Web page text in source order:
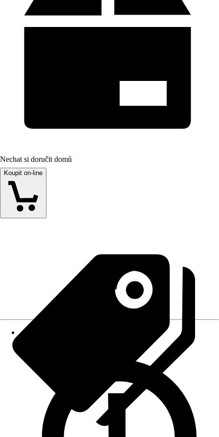
Nechat si doručit domů
Koupit on-line